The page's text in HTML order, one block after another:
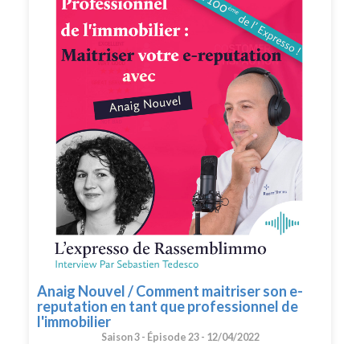
Peut-être mettre une note et un avis sur votre
plateforme de podcast pour le faire découvrir par
d'autres conseillers. Merci pour votre soutien. 🙏🏻 Si
vous voulez passer à l'action et bénéficier des meilleurs
conseils pour exploiter pleinement votre potentiel, vous
pouvez bénéficier d'un bilan offert avec un expert de
l’équipe. Cliquez ici pour réserver votre bilan(
https://meetings.hubspot.com/silvy/entretien-via-
podcast )
Anaig Nouvel / Comment maitriser son e-
reputation en tant que professionnel de
l'immobilier
Saison 3 - Épisode 23 - 12/04/2022